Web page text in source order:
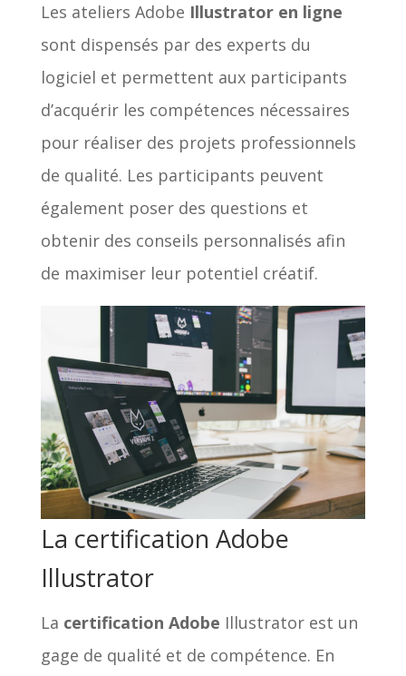
Les ateliers Adobe Illustrator en ligne
sont dispensés par des experts du
logiciel et permettent aux participants
d’acquérir les compétences nécessaires
pour réaliser des projets professionnels
de qualité. Les participants peuvent
également poser des questions et
obtenir des conseils personnalisés afin
de maximiser leur potentiel créatif.
La certification Adobe
Illustrator
La certification Adobe Illustrator est un
gage de qualité et de compétence. En